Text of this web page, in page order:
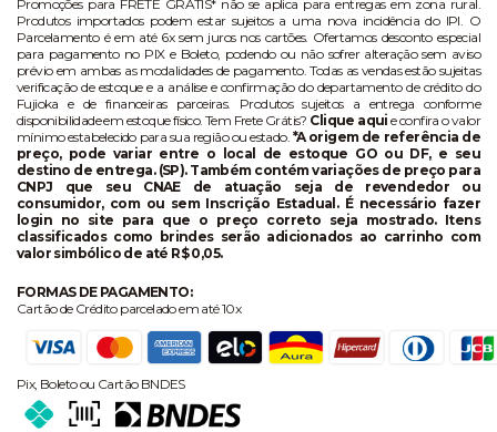
Promoções para FRETE GRÁTIS* não se aplica para entregas em zona rural.
Produtos importados podem estar sujeitos a uma nova incidência do IPI. O
Parcelamento é em até 6x sem juros nos cartões. Ofertamos desconto especial
para pagamento no PIX e Boleto, podendo ou não sofrer alteração sem aviso
prévio em ambas as modalidades de pagamento. Todas as vendas estão sujeitas
verificação de estoque e a análise e confirmação do departamento de crédito do
Fujioka e de financeiras parceiras. Produtos sujeitos a entrega conforme
disponibilidade em estoque físico. Tem Frete Grátis? Clique aqui e confira o valor
mínimo estabelecido para sua região ou estado. *A origem de referência de
preço, pode variar entre o local de estoque GO ou DF, e seu
destino de entrega. (SP). Também contém variações de preço para
CNPJ que seu CNAE de atuação seja de revendedor ou
consumidor, com ou sem Inscrição Estadual. É necessário fazer
login no site para que o preço correto seja mostrado. Itens
classificados como brindes serão adicionados ao carrinho com
valor simbólico de até R$ 0,05.
FORMAS DE PAGAMENTO:
Cartão de Crédito parcelado em até 10x
Pix, Boleto ou Cartão BNDES